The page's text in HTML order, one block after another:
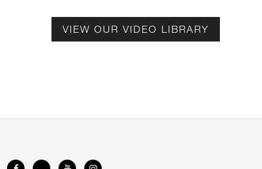
VIEW OUR VIDEO LIBRARY